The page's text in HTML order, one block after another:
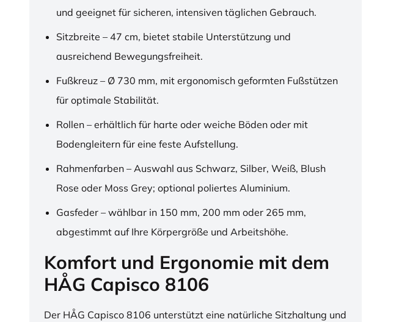
und geeignet für sicheren, intensiven täglichen Gebrauch.
Sitzbreite – 47 cm, bietet stabile Unterstützung und
ausreichend Bewegungsfreiheit.
Fußkreuz – Ø 730 mm, mit ergonomisch geformten Fußstützen
für optimale Stabilität.
Rollen – erhältlich für harte oder weiche Böden oder mit
Bodengleitern für eine feste Aufstellung.
Rahmenfarben – Auswahl aus Schwarz, Silber, Weiß, Blush
Rose oder Moss Grey; optional poliertes Aluminium.
Gasfeder – wählbar in 150 mm, 200 mm oder 265 mm,
abgestimmt auf Ihre Körpergröße und Arbeitshöhe.
Komfort und Ergonomie mit dem
HÅG Capisco 8106
Der HÅG Capisco 8106 unterstützt eine natürliche Sitzhaltung und